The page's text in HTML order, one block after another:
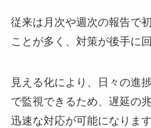
従来は月次や週次の報告で
ことが多く、対策が後手に
見える化により、日々の進
で監視できるため、遅延の
迅速な対応が可能になります